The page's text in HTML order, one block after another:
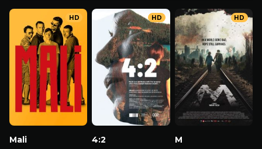
Mali
HD
4:2
HD
M
HD